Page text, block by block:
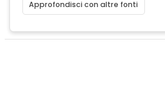
Approfondisci con altre fonti